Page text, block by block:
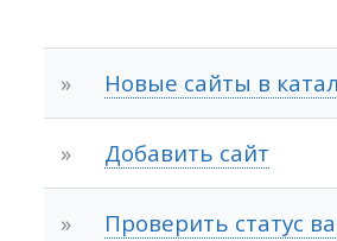
» Новые сайты в
» Добавить сайт
» Проверить статус